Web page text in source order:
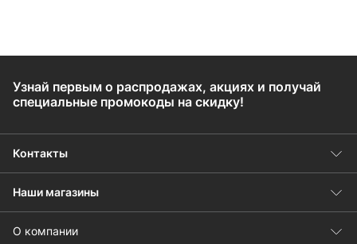
Узнай первым о распродажах, акциях и получай
специальные промокоды на скидку!
Контакты
Наши магазины
О компании